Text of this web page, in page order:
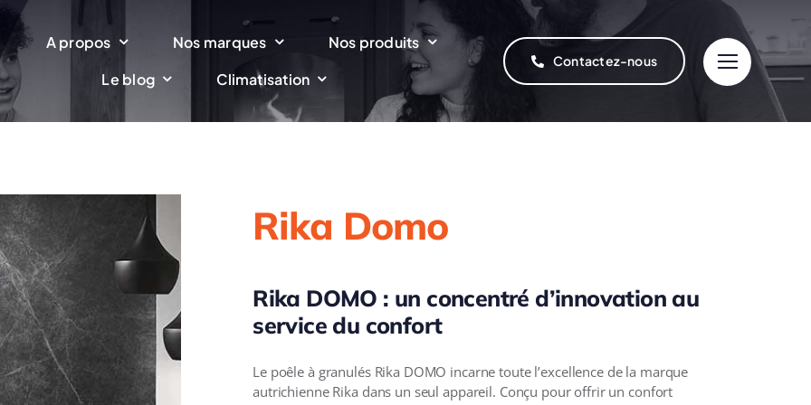
A propos Nos marques
Nos produits
Le blog
Climatisation
Contactez-nous
Rika Domo
Rika DOMO : un concentré d’innovation au
service du confort
Le poêle à granulés Rika DOMO incarne toute l’excellence de la marque
autrichienne Rika dans un seul appareil. Conçu pour offrir un confort